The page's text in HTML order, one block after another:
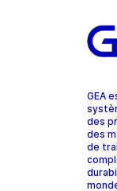
GEA
des
des
de